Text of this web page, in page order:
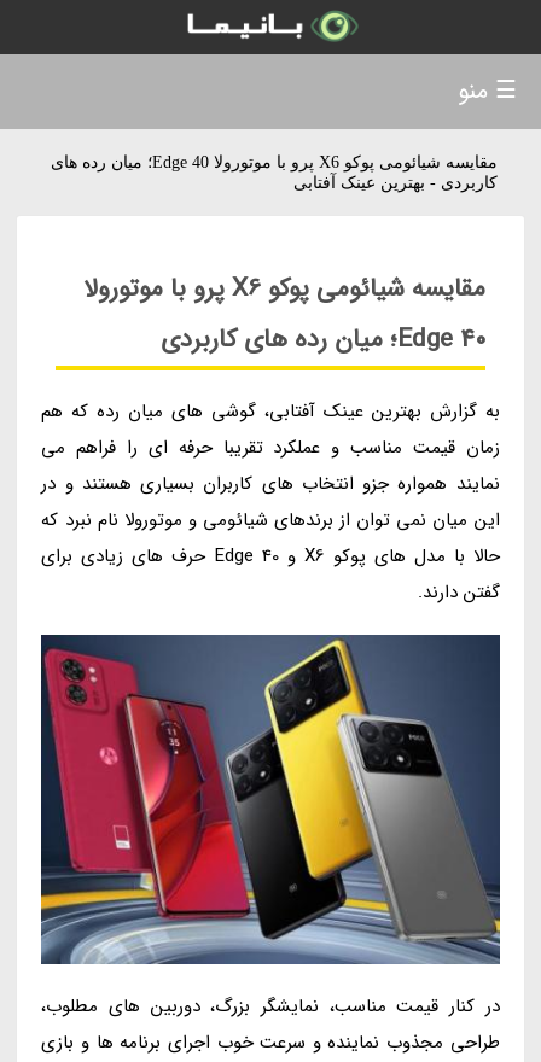
مقایسه شیائومی پوکو X6 پرو با موتورولا Edge 40؛ میان رده های
کاربردی - بهترین عینک آفتابی
مقایسه شیائومی پوکو X6 پرو با موتورولا
Edge 40؛ میان رده های کاربردی
به گزارش بهترین عینک آفتابی، گوشی های میان رده که هم
زمان قیمت مناسب و عملکرد تقریبا حرفه ای را فراهم می
نمایند همواره جزو انتخاب های کاربران بسیاری هستند و در
این میان نمی توان از برندهای شیائومی و موتورولا نام نبرد که
حالا با مدل های پوکو X6 و Edge 40 حرف های زیادی برای
گفتن دارند.
در کنار قیمت مناسب، نمایشگر بزرگ، دوربین های مطلوب،
طراحی مجذوب نماینده و سرعت خوب اجرای برنامه ها و بازی
☰ منو